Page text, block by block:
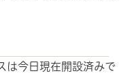
は今日現在開設済みで